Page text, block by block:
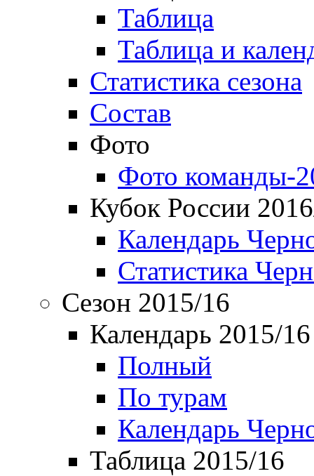
Таблица
Таблица и
Статистика сезона
Состав
Фото
Фото команды-
Кубок России
Календарь
Статистика
Сезон 2015/16
Календарь 2015/16
Полный
По турам
Календарь
Таблица 2015/16